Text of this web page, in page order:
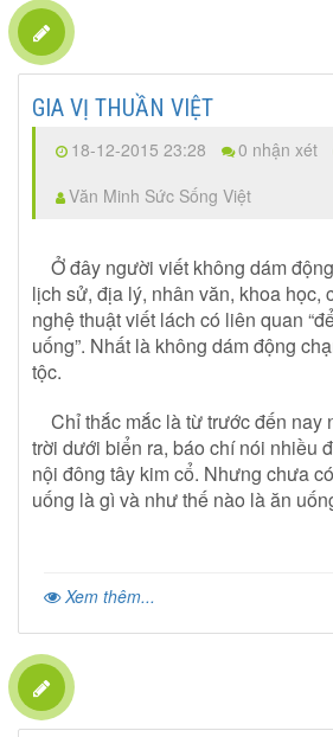
GIA VỊ THUẦN VIỆT
18-12-2015 23:28 0 nhận xét
Văn Minh Sức Sống Việt
Ở đây người viết không dám
lịch sử, địa lý, nhân văn, khoa học,
nghệ thuật viết lách có liên quan
uống”. Nhất là không dám động
tộc.
Chỉ thắc mắc là từ trước đến nay
trời dưới biển ra, báo chí nói nhiều
nội đông tây kim cổ. Nhưng chưa
uống là gì và như thế nào là ăn
Xem thêm...